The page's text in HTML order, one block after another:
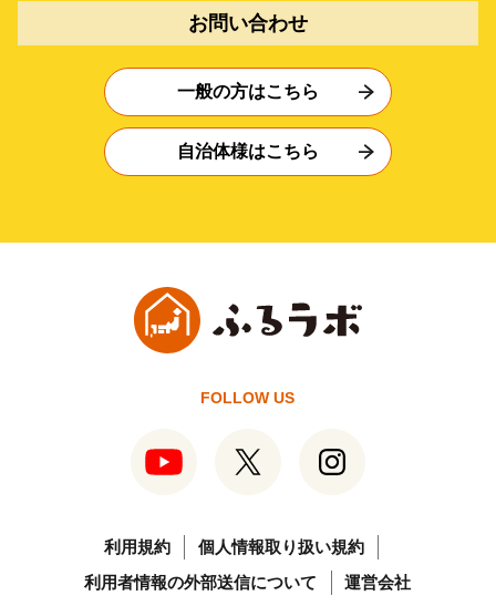
お問い合わせ
一般の方はこちら
自治体様はこちら
FOLLOW US
利用規約
個人情報取り扱い規約
利用者情報の外部送信について
運営会社